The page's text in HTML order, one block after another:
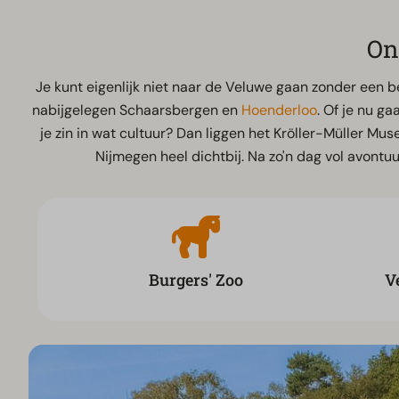
Je kunt eigenlijk niet naar de Veluwe gaan zonder een
nabijgelegen Schaarsbergen en Hoenderloo. Of je nu
je zin in wat cultuur? Dan liggen het Kröller-Müller
Nijmegen heel dichtbij. Na zo'n dag vol
Burgers' Zoo